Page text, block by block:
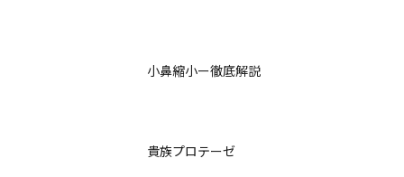
小鼻縮小ー徹底解説
貴族プロテーゼ